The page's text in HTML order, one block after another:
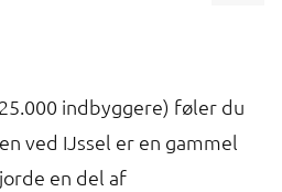
indbyggere) føler du
ved IJssel er en gammel
en del af